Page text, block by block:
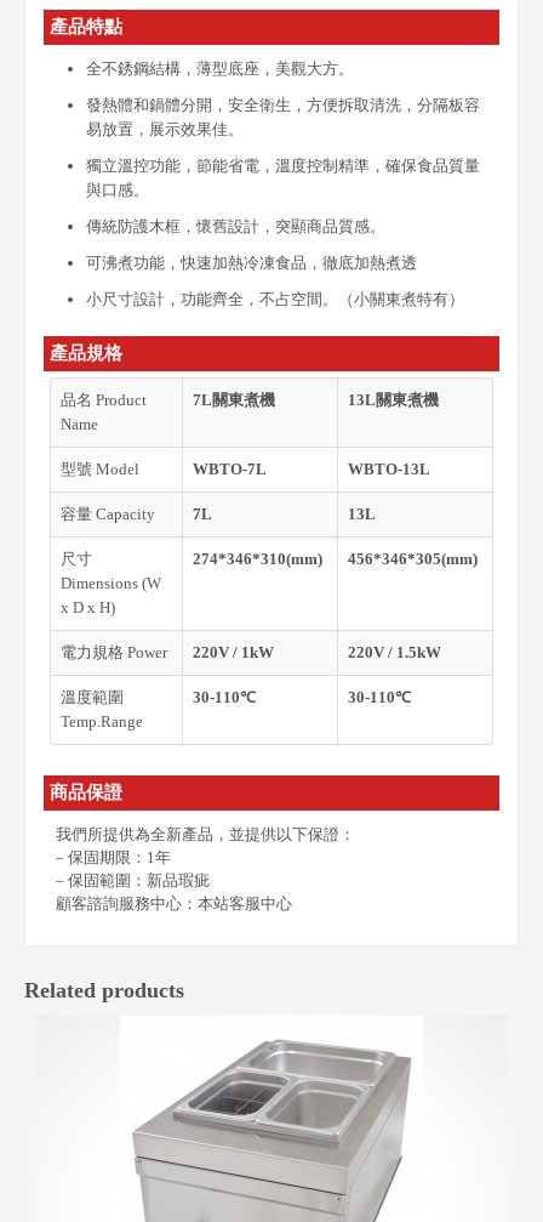
產品特點
全不銹鋼結構，薄型底座，美觀大方。
發熱體和鍋體分開，安全衛生，方便拆取清洗，分隔板容
易放置，展示效果佳。
獨立溫控功能，節能省電，溫度控制精準，確保食品質量
與口感。
傳統防護木框，懷舊設計，突顯商品質感。
可沸煮功能，快速加熱冷凍食品，徹底加熱煮透
小尺寸設計，功能齊全，不占空間。（小關東煮特有）
產品規格
品名 Product
Name
7L關東煮機 13L關東煮機
型號 Model WBTO-7L WBTO-13L
容量 Capacity 7L 13L
尺寸
Dimensions (W
x D x H)
274*346*310(mm) 456*346*305(mm)
電力規格 Power 220V / 1kW 220V / 1.5kW
溫度範圍
Temp.Range
30-110℃ 30-110℃
商品保證
我們所提供為全新產品，並提供以下保證：
– 保固期限：1年
– 保固範圍：新品瑕疵
顧客諮詢服務中心：本站客服中心
Related products